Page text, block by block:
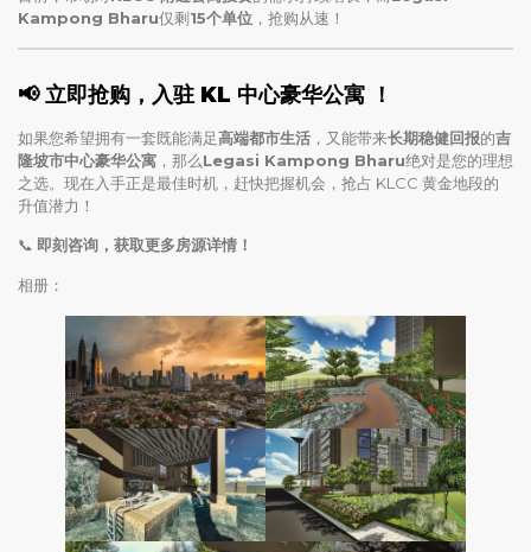
Kampong Bharu仅剩15个单位 ，抢购从速！
📢 立即抢购，入驻 KL 中心豪华公寓 ！
如果您希望拥有一套既能满足高端都市生活 ，又能带来长期稳健回报的吉
隆坡市中心豪华公寓 ，那么Legasi Kampong Bharu绝对是您的理想
之选。现在入手正是最佳时机，赶快把握机会，抢占 KLCC 黄金地段的
升值潜力！
📞 即刻咨询，获取更多房源详情！
相册：